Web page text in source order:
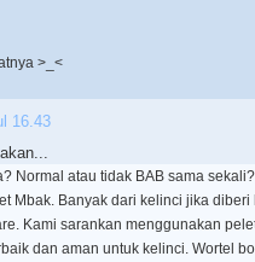
>_<
16.43
Normal atau tidak BAB sama
Mbak. Banyak dari kelinci jika
Kami sarankan menggunakan
dan aman untuk kelinci. Wortel